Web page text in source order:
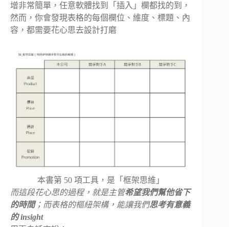
增非常簡單，任意軟體找到「插入」欄都找的到，
然而，你會發現表格的每個欄位、維度、標題、內
容，都需要花心思去設計打磨
本書第 50 項工具，是「框架思維」
而這段花心思的過程，就是主管希望我們幫他省下
的時間；而表格的樞紐架構，能讓我們思考有意義
的 insight